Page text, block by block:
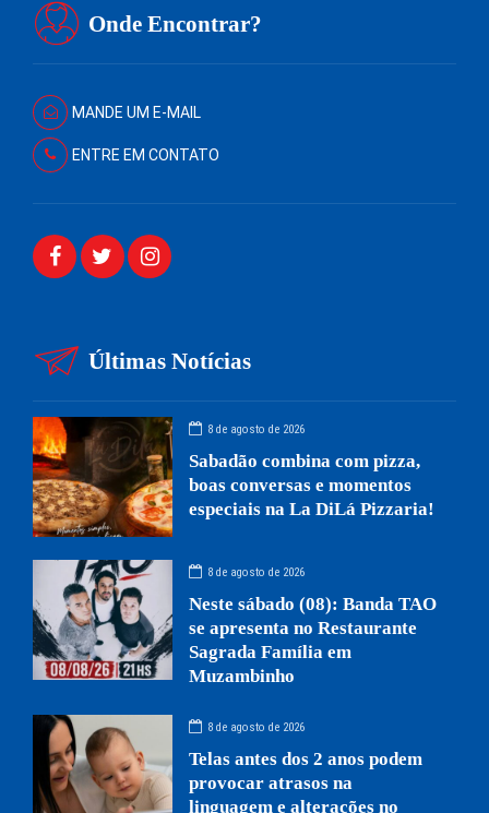
Onde Encontrar?
MANDE UM E-MAIL
ENTRE EM CONTATO
Últimas Notícias
8 de agosto de 2026
Sabadão combina com pizza,
boas conversas e momentos
especiais na La DiLá Pizzaria!
8 de agosto de 2026
Neste sábado (08): Banda TAO
se apresenta no Restaurante
Sagrada Família em
Muzambinho
8 de agosto de 2026
Telas antes dos 2 anos podem
provocar atrasos na
linguagem e alterações no